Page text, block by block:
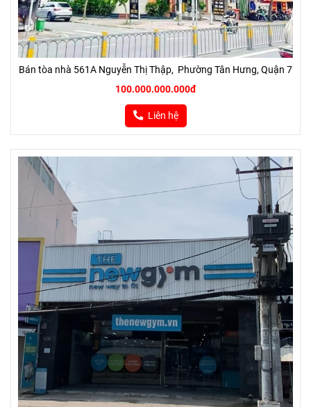
Bán tòa nhà 561A Nguyễn Thị Thập, Phường Tân Hưng, Quận 7
100.000.000.000đ
Liên hệ